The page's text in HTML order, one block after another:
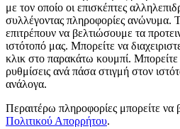
με τον οποίο οι επισκέπτες
συλλέγοντας πληροφορίες ανώνυμα.
επιτρέπουν να βελτιώσουμε τα
ιστότοπό μας. Μπορείτε να
κλικ στο παρακάτω κουμπί. Μπορείτε
ρυθμίσεις ανά πάσα στιγμή στον
ανάλογα.
Περαιτέρω πληροφορίες μπορείτε να
Πολιτικού Απορρήτου.